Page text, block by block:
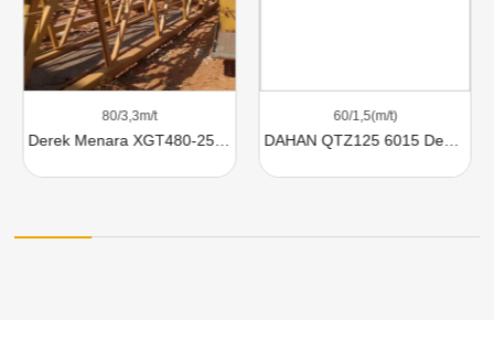
80/3,3m/t 60/1,5(m/t)